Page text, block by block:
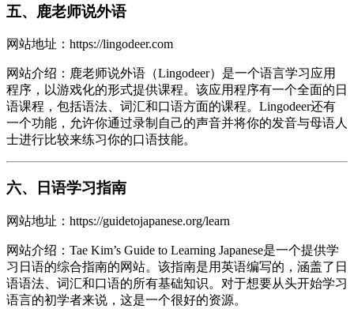
五、鹿老师说外语
网站地址：https://lingodeer.com
网站介绍：鹿老师说外语（Lingodeer）是一个语言学习应用
程序，以游戏化的形式提供课程。该应用程序有一个全面的日
语课程，包括语法、词汇和口语方面的课程。Lingodeer还有
一个功能，允许你通过录制自己的声音并将你的发音与母语人
士进行比较来练习你的口语技能。
六、日语学习指南
网站地址：https://guidetojapanese.org/learn
网站介绍：Tae Kim’s Guide to Learning Japanese是一个提供学
习日语的综合指南的网站。该指南是用英语编写的，涵盖了日
语语法、词汇和口语的所有基础知识。对于想要从头开始学习
语言的初学者来说，这是一个很好的资源。